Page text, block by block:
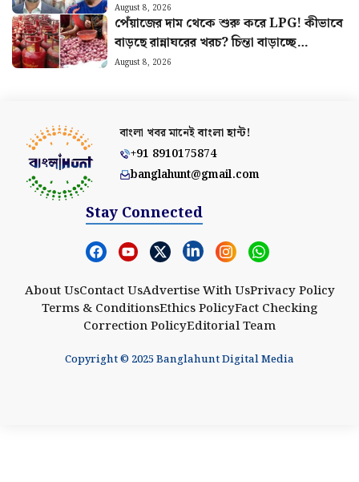
August 8, 2026
পেঁয়াজের দাম থেকে শুরু করে LPG! কীভাবে
বাড়ছে রান্নাঘরের খরচ? চিন্তা বাড়াচ্ছে
পরিসংখ্যান
August 8, 2026
বাংলা খবর মানেইবাংলা হান্ট!
+91 8910175874
banglahunt@gmail.com
Stay Connected
About UsContact UsAdvertise With UsPrivacy Policy
Terms & ConditionsEthics PolicyFact Checking
Correction PolicyEditorial Team
Copyright © 2025 Banglahunt Digital Media